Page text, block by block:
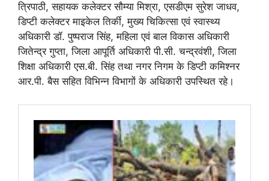
त्रिपाठी, सहायक कलेक्टर सौम्या मिश्रा, एसडीएम सुरेश जाधव,
डिप्टी कलेक्टर माइकेल तिर्की, मुख्य चिकित्सा एवं स्वास्थ्य
अधिकारी डॉ. पुष्पराज सिंह, महिला एवं बाल विकास अधिकारी
जितेन्द्र गुप्ता, जिला आपूर्ति अधिकारी पी.सी. चन्द्रवंशी, जिला
शिक्षा अधिकारी एस.बी. सिंह तथा नगर निगम के डिप्टी कमिश्नर
आर.पी. बैस सहित विभिन्न विभागों के अधिकारी उपस्थित रहे।